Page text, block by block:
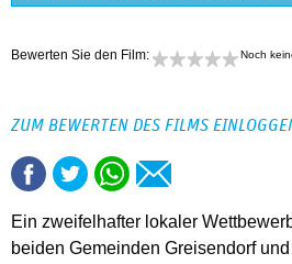
Bewerten Sie den Film: Noch
ZUM BEWERTEN DES FILMS
Ein zweifelhafter lokaler
beiden Gemeinden Greisendorf